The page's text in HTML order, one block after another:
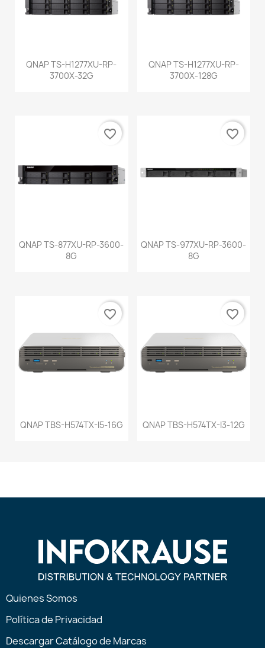
QNAP TS-H1277XU-RP-
3700X-32G
QNAP TS-H1277XU-RP-
3700X-128G
QNAP TS-877XU-RP-3600-
8G
favorite_border
QNAP TS-977XU-RP-3600-
8G
favorite_border
QNAP TBS-H574TX-I5-16G
favorite_border
QNAP TBS-H574TX-I3-12G
favorite_border
Quienes Somos
Política de Privacidad
Descargar Catálogo de Marcas